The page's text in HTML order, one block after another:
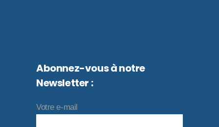
Abonnez-vous à notre
Newsletter :
Votre e-mail